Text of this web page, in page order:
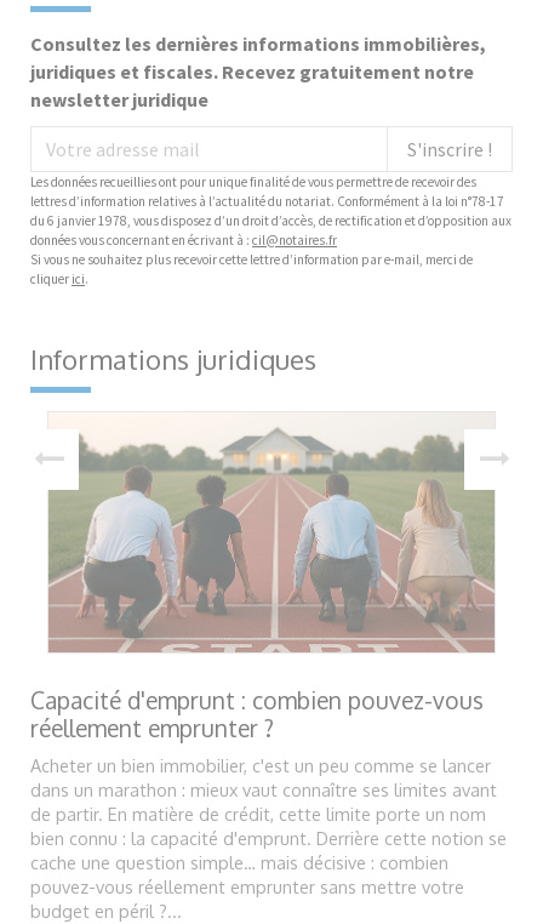
Consultez les dernières informations immobilières,
juridiques et fiscales. Recevez gratuitement notre
newsletter juridique
S'inscrire !
Les données recueillies ont pour unique finalité de vous permettre de recevoir des
lettres d’information relatives à l’actualité du notariat. Conformément à la loi n°78-17
du 6 janvier 1978, vous disposez d’un droit d’accès, de rectification et d’opposition aux
données vous concernant en écrivant à : cil@notaires.fr
Si vous ne souhaitez plus recevoir cette lettre d’information par e-mail, merci de
cliquer ici.
Informations juridiques
Capacité d'emprunt : combien pouvez-vous
réellement emprunter ?
Acheter un bien immobilier, c'est un peu comme se lancer
dans un marathon : mieux vaut connaître ses limites avant
de partir. En matière de crédit, cette limite porte un nom
bien connu : la capacité d'emprunt. Derrière cette notion se
cache une question simple… mais décisive : combien
pouvez-vous réellement emprunter sans mettre votre
budget en péril ?...